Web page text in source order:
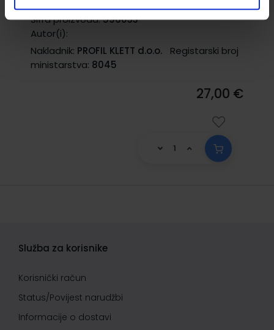
Šifra proizvoda:596033
Autor(i):
Nakladnik: PROFIL KLETT d.o.o.
Registarski broj
ministarstva: 8045
27,00 €
Služba za korisnike
Korisnički račun
Status/Povijest narudžbi
Informacije o dostavi